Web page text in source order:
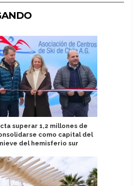
superar 1,2 millones de
como capital del
del hemisferio sur